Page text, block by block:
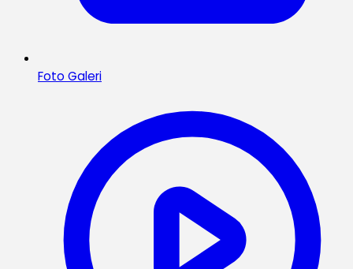
Foto Galeri